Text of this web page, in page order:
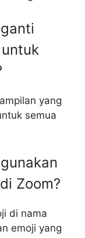
yang
semua
Zoom?
di nama
emoji yang